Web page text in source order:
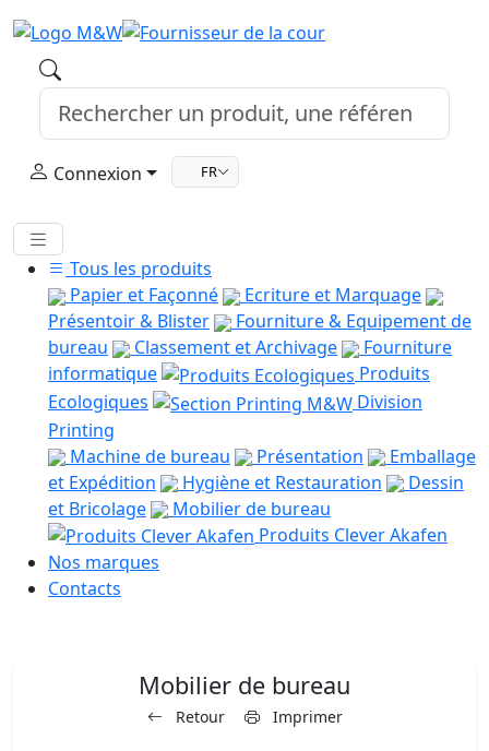
Connexion FR
Tous les produits
Papier et Façonné
Ecriture et Marquage
Présentoir & Blister
Fourniture & Equipement de
bureau
Classement et Archivage
Fourniture
informatique
Produits
Ecologiques
Division
Printing
Machine de bureau
Présentation
Emballage
et Expédition
Hygiène et Restauration
Dessin
et Bricolage
Mobilier de bureau
Produits Clever Akafen
Nos marques
Contacts
Mobilier de bureau
Retour Imprimer